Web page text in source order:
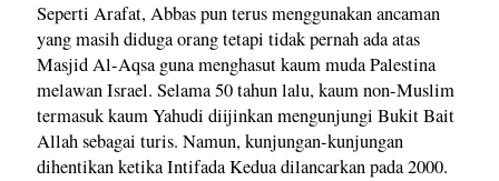
Seperti Arafat, Abbas pun terus menggunakan ancaman
yang masih diduga orang tetapi tidak pernah ada atas
Masjid Al-Aqsa guna menghasut kaum muda Palestina
melawan Israel. Selama 50 tahun lalu, kaum non-Muslim
termasuk kaum Yahudi diijinkan mengunjungi Bukit Bait
Allah sebagai turis. Namun, kunjungan-kunjungan
dihentikan ketika Intifada Kedua dilancarkan pada 2000.